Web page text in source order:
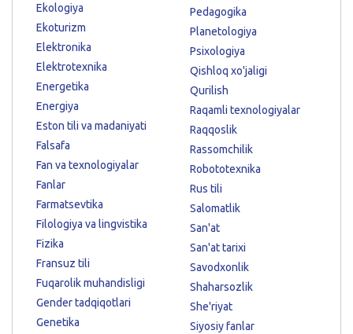
Ekologiya
Ekoturizm
Elektronika
Elektrotexnika
Energetika
Energiya
Eston tili va madaniyati
Falsafa
Fan va texnologiyalar
Fanlar
Farmatsevtika
Filologiya va lingvistika
Fizika
Fransuz tili
Fuqarolik muhandisligi
Gender tadqiqotlari
Genetika
Pedagogika
Planetologiya
Psixologiya
Qishloq xo'jaligi
Qurilish
Raqamli texnologiyalar
Raqqoslik
Rassomchilik
Robototexnika
Rus tili
Salomatlik
San'at
San'at tarixi
Savodxonlik
Shaharsozlik
She'riyat
Siyosiy fanlar